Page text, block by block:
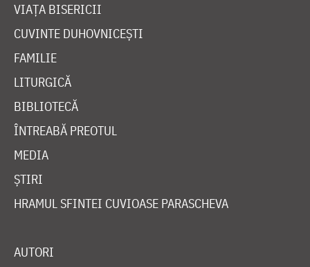
VIAȚA BISERICII
CUVINTE DUHOVNICEȘTI
FAMILIE
LITURGICĂ
BIBLIOTECĂ
ÎNTREABĂ PREOTUL
MEDIA
ȘTIRI
HRAMUL SFINTEI CUVIOASE PARASCHEVA
AUTORI